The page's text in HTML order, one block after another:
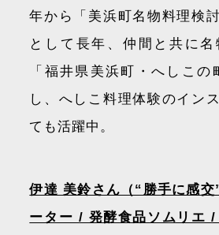
年から「美浜町名物料理検
として長年、仲間と共に
「福井県美浜町・へしこの
し、へしこ料理体験のイン
ても活躍中。
伊達 美鈴さん（“勝手に感
ーター / 発酵食品ソムリエ